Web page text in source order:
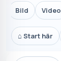
Bild Video
⌂ Start här